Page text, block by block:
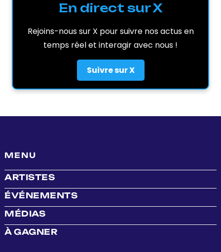
En direct sur X
Rejoins-nous sur X pour suivre nos actus en
temps réel et interagir avec nous !
Suivre sur X
MENU
ARTISTES
ÉVÉNEMENTS
MÉDIAS
À GAGNER